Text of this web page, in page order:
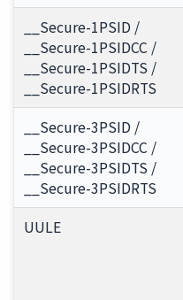
__Secure-1PSID /
__Secure-1PSIDCC /
__Secure-1PSIDTS /
__Secure-1PSIDRTS
__Secure-3PSID /
__Secure-3PSIDCC /
__Secure-3PSIDTS /
__Secure-3PSIDRTS
UULE